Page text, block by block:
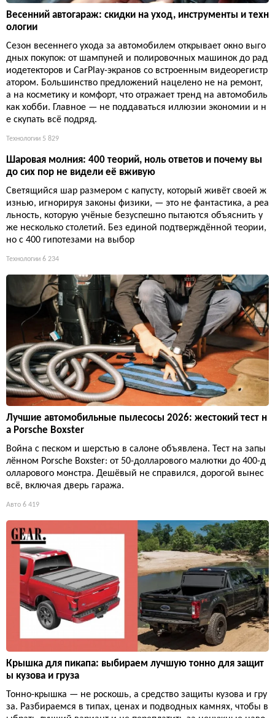
Весенний автогараж: скидки на уход, инструменты и техн
ологии
Сезон весеннего ухода за автомобилем открывает окно выго
дных покупок: от шампуней и полировочных машинок до рад
иодетекторов и CarPlay-экранов со встроенным видеорегистр
атором. Большинство предложений нацелено не на ремонт,
а на косметику и комфорт, что отражает тренд на автомобиль
как хобби. Главное — не поддаваться иллюзии экономии и н
е скупать всё подряд.
Технологии 5 829
Шаровая молния: 400 теорий, ноль ответов и почему вы
до сих пор не видели её вживую
Светящийся шар размером с капусту, который живёт своей ж
изнью, игнорируя законы физики, — это не фантастика, а реа
льность, которую учёные безуспешно пытаются объяснить у
же несколько столетий. Без единой подтверждённой теории,
но с 400 гипотезами на выбор
Технологии 6 234
Лучшие автомобильные пылесосы 2026: жестокий тест н
а Porsche Boxster
Война с песком и шерстью в салоне объявлена. Тест на запы
лённом Porsche Boxster: от 50-долларового малютки до 400-д
олларового монстра. Дешёвый не справился, дорогой вынес
всё, включая дверь гаража.
Авто 6 419
Крышка для пикапа: выбираем лучшую тонно для защит
ы кузова и груза
Тонно-крышка — не роскошь, а средство защиты кузова и гру
за. Разбираемся в типах, ценах и подводных камнях, чтобы в